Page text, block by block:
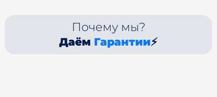
Почему мы?
Даём Гарантии⚡